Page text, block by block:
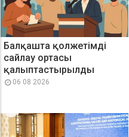
Балқашта қолжетімді
сайлау ортасы
қалыптастырылды
06 08 2026